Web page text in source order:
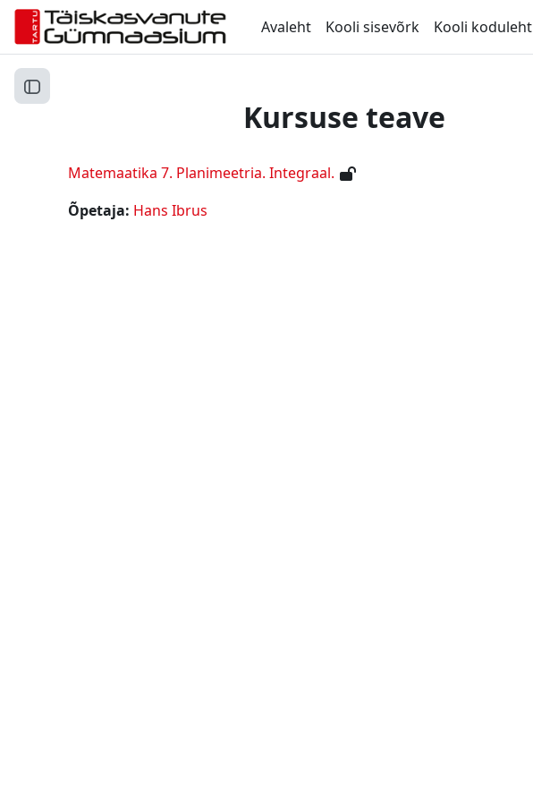
Jäta vahele peasisuni
Avaleht
Kooli sisevõrk Kooli koduleht
Ava kursuse sisukord
Kursuse teave
Matemaatika 7. Planimeetria. Integraal.
Õpetaja: Hans Ibrus